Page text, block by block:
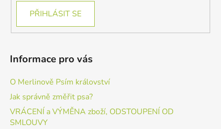
PŘIHLÁSIT SE
Informace pro vás
O Merlinově Psím království
Jak správně změřit psa?
VRÁCENÍ a VÝMĚNA zboží, ODSTOUPENÍ OD
SMLOUVY